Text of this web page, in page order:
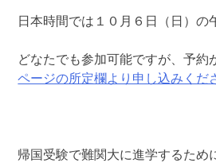
日本時間では１０月６日（日）の
どなたでも参加可能ですが、予約
ページの所定欄より申し込みくだ
帰国受験で難関大に進学するため